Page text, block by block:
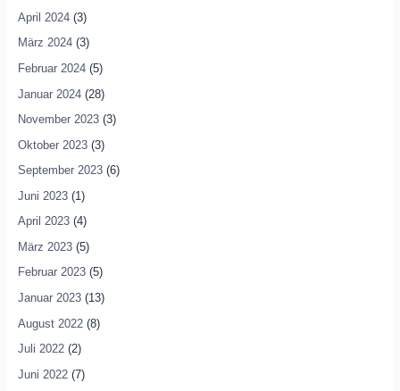
April 2024(3)
März 2024(3)
Februar 2024(5)
Januar 2024(28)
November 2023(3)
Oktober 2023(3)
September 2023(6)
Juni 2023(1)
April 2023(4)
März 2023(5)
Februar 2023(5)
Januar 2023(13)
August 2022(8)
Juli 2022(2)
Juni 2022(7)